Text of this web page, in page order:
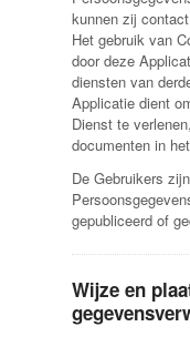
kunnen zij
Het gebruik van
door deze
diensten van
Applicatie dient
Dienst te
documenten in
De Gebruikers
gepubliceerd of
Wijze en